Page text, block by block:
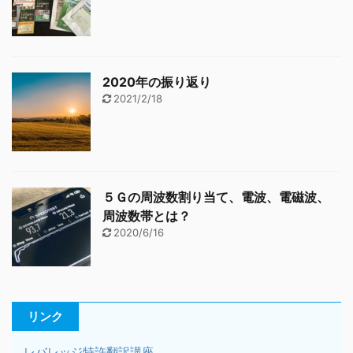
2020年の振り返り
2021/2/18
５Ｇの周波数割り当て、電波、電磁波、
周波数帯とは？
2020/6/16
リンク